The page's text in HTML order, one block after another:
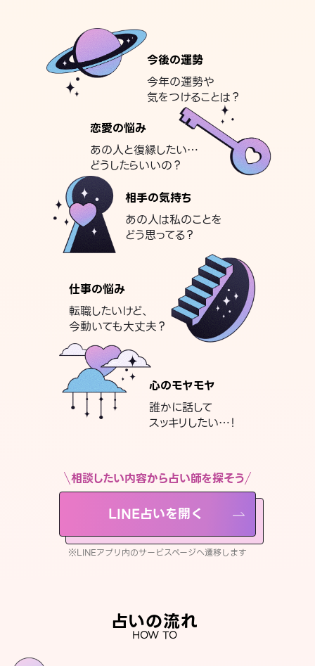
今後の運勢
今年の運勢や
気をつけることは？
恋愛の悩み
あの人と復縁したい…
どうしたらいいの？
相手の気持ち
あの人は私のことを
どう思ってる？
仕事の悩み
転職したいけど、
今動いても大丈夫？
心のモヤモヤ
誰かに話して
スッキリしたい…！
相談したい内容から占い師を探そう
LINE占いを開く
※LINEアプリ内のサービスページへ遷移します
占いの流れ
HOW TO